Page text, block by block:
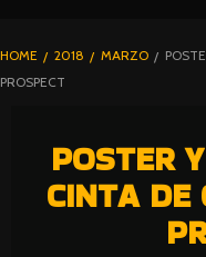
⋆
HOME 2018 MARZO
PROSPECT
POSTER
CINTA DE